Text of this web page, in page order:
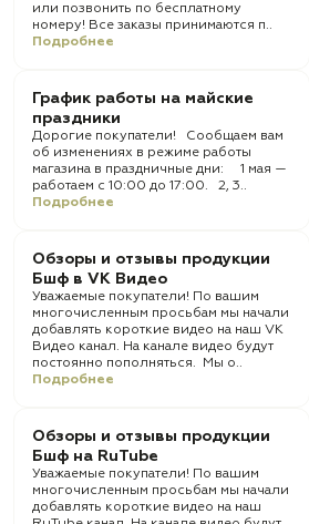
или позвонить по бесплатному
номеру! Все заказы принимаются п..
Подробнее
График работы на майские
праздники
Дорогие покупатели! Сообщаем вам
об изменениях в режиме работы
магазина в праздничные дни: 1 мая —
работаем с 10:00 до 17:00. 2, 3..
Подробнее
Обзоры и отзывы продукции
Бшф в VK Видео
Уважаемые покупатели! По вашим
многочисленным просьбам мы начали
добавлять короткие видео на наш VK
Видео канал. На канале видео будут
постоянно пополняться. Мы о..
Подробнее
Обзоры и отзывы продукции
Бшф на RuTube
Уважаемые покупатели! По вашим
многочисленным просьбам мы начали
добавлять короткие видео на наш